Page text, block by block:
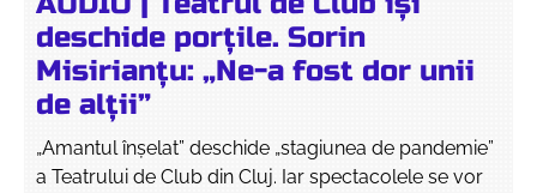
deschide porțile. Sorin
Misirianțu: „Ne-a fost dor unii
de alții”
„Amantul înșelat” deschide „stagiunea de pandemie”
a Teatrului de Club din Cluj. Iar spectacolele se vor